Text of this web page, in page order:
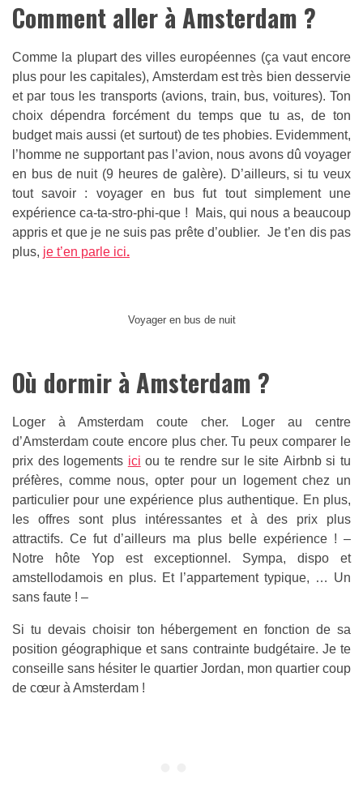
Comment aller à Amsterdam ?
Comme la plupart des villes européennes (ça vaut encore
plus pour les capitales), Amsterdam est très bien desservie
et par tous les transports (avions, train, bus, voitures). Ton
choix dépendra forcément du temps que tu as, de ton
budget mais aussi (et surtout) de tes phobies. Evidemment,
l’homme ne supportant pas l’avion, nous avons dû voyager
en bus de nuit (9 heures de galère). D’ailleurs, si tu veux
tout savoir : voyager en bus fut tout simplement une
expérience ca-ta-stro-phi-que ! Mais, qui nous a beaucoup
appris et que je ne suis pas prête d’oublier. Je t’en dis pas
plus, je t’en parle ici.
Voyager en bus de nuit
Où dormir à Amsterdam ?
Loger à Amsterdam coute cher. Loger au centre
d’Amsterdam coute encore plus cher. Tu peux comparer le
prix des logements ici ou te rendre sur le site Airbnb si tu
préfères, comme nous, opter pour un logement chez un
particulier pour une expérience plus authentique. En plus,
les offres sont plus intéressantes et à des prix plus
attractifs. Ce fut d’ailleurs ma plus belle expérience ! –
Notre hôte Yop est exceptionnel. Sympa, dispo et
amstellodamois en plus. Et l’appartement typique, … Un
sans faute ! –
Si tu devais choisir ton hébergement en fonction de sa
position géographique et sans contrainte budgétaire. Je te
conseille sans hésiter le quartier Jordan, mon quartier coup
de cœur à Amsterdam !